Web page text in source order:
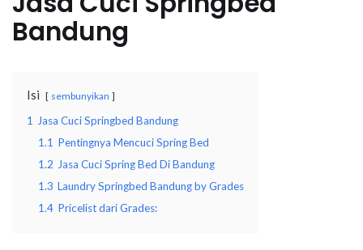
Bandung
Isi sembunyikan
1
Jasa Cuci Springbed Bandung
1.1 Pentingnya Mencuci Spring Bed
1.2 Jasa Cuci Spring Bed Di Bandung
1.3 Laundry Springbed Bandung by Grades
1.4 Pricelist dari Grades: